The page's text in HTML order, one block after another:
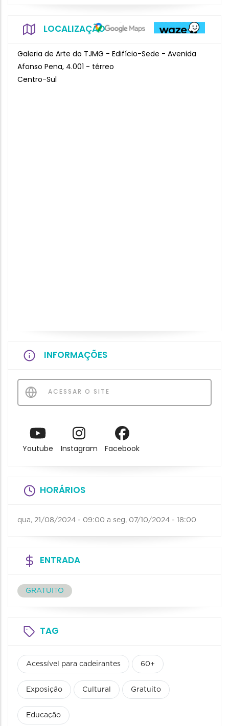
LOCALIZAÇÃO
Galeria de Arte do TJMG - Edifício-Sede - Avenida
Afonso Pena, 4.001 - térreo
Centro-Sul
INFORMAÇÕES
ACESSAR O SITE
Youtube Instagram Facebook
HORÁRIOS
qua, 21/08/2024 - 09:00 a seg, 07/10/2024 - 18:00
ENTRADA
GRATUITO
TAG
Acessível para cadeirantes 60+
Exposição Cultural Gratuito
Educação